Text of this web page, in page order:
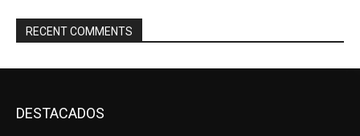
RECENT COMMENTS
DESTACADOS